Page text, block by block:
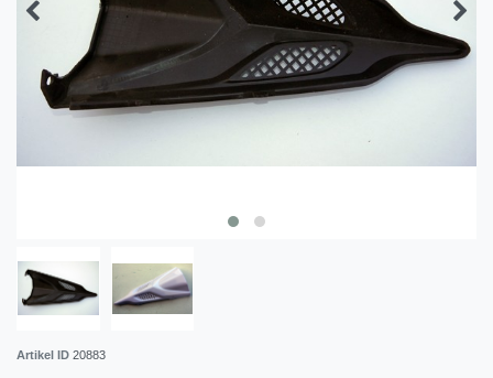
Artikel ID 20883